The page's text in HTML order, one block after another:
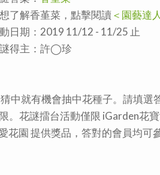
想了解香堇菜，點擊閱讀＜園藝達
日期：2019 11/12 - 11/25 止
得主：許◯珍
中就有機會抽中花種子。請填選
。花謎擂台活動僅限 iGarden花
花園 提供獎品，答對的會員均可